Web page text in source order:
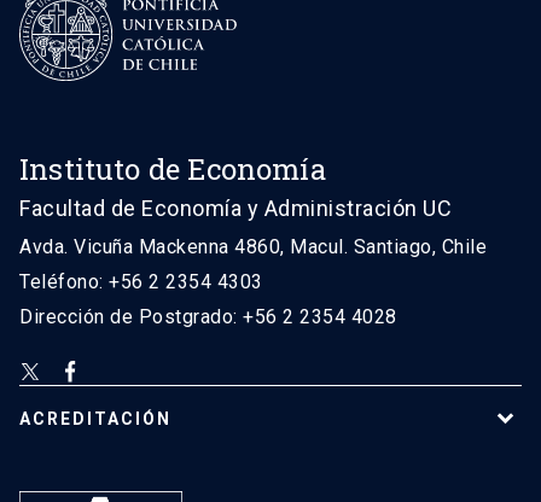
Instituto de Economía
Facultad de Economía y Administración UC
Avda. Vicuña Mackenna 4860, Macul. Santiago, Chile
Teléfono: +56 2 2354 4303
Dirección de Postgrado: +56 2 2354 4028
ACREDITACIÓN